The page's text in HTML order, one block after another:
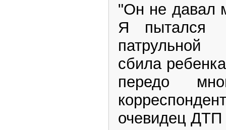
"Он не давал
Я пытался
сбила
передо
очевидец